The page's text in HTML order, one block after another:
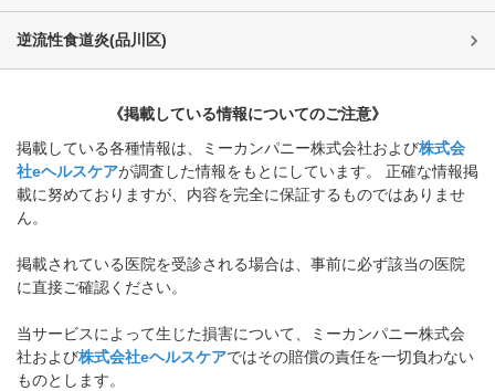
逆流性食道炎(品川区)
《掲載している情報についてのご注意》
掲載している各種情報は、ミーカンパニー株式会社および株式会
社eヘルスケアが調査した情報をもとにしています。 正確な情報掲
載に努めておりますが、内容を完全に保証するものではありませ
ん。
掲載されている医院を受診される場合は、事前に必ず該当の医院
に直接ご確認ください。
当サービスによって生じた損害について、ミーカンパニー株式会
社および株式会社eヘルスケアではその賠償の責任を一切負わない
ものとします。